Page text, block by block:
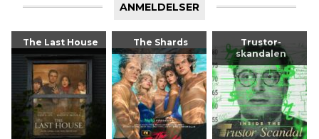
ANMELDELSER
The Last House The Shards
Trustor-
skandalen